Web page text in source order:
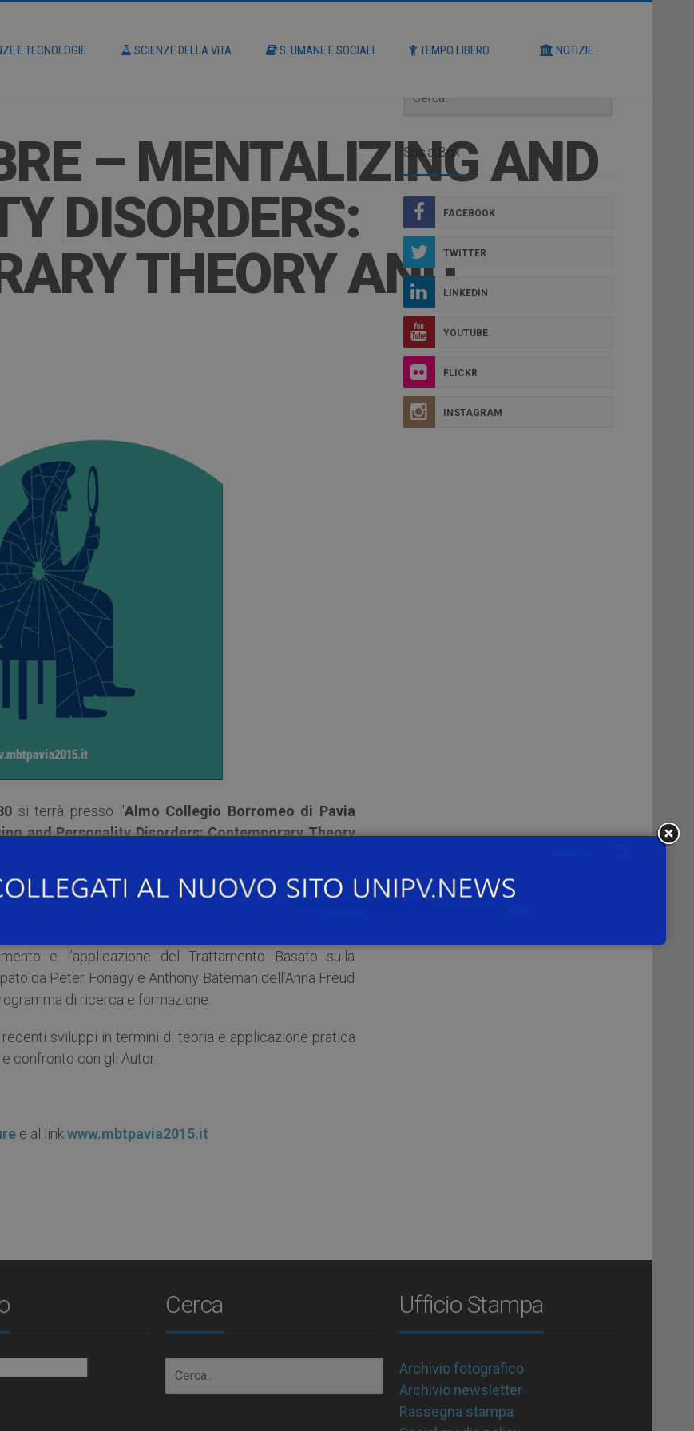
E TECNOLOGIE SCIENZE DELLA VITA S. UMANE E SOCIALI TEMPO LIBERO NOTIZIE
– MENTALIZING AND
DISORDERS:
THEORY AND
si terrà presso l’Almo Collegio Borromeo di Pavia
and Personality Disorders: Contemporary Theory
il Centro Interdipartimentale di Ricerca sui Disturbi di
Borderline, opera attualmente un’Unità Operativa ad
Specialità in Psichiatria, da diversi anni, promuove un
e l’applicazione del Trattamento Basato sulla
da Peter Fonagy e Anthony Bateman dell’Anna Freud
di ricerca e formazione.
sviluppi in termini di teoria e applicazione pratica
confronto con gli Autori.
e al linkwww.mbtpavia2015.it
Social Box
FACEBOOK
TWITTER
LINKEDIN
YOUTUBE
FLICKR
INSTAGRAM
Cerca Ufficio Stampa
Archivio fotografico
Archivio newsletter
Rassegna stampa